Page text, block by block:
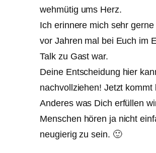
wehmütig ums Herz.
Ich erinnere mich sehr
vor Jahren mal bei Euch im
Talk zu Gast war.
Deine Entscheidung hier
nachvollziehen! Jetzt kommt
Anderes was Dich erfüllen
Menschen hören ja nicht
neugierig zu sein. 🙂